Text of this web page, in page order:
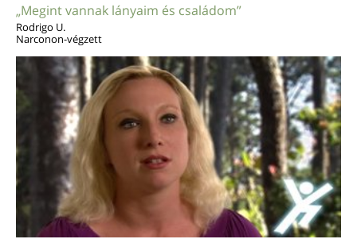
„Megint vannak lányaim és családom”
Rodrigo U.
Narconon-végzett